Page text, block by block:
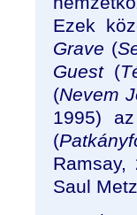
Ezek
Grave (
Guest(
(Nevem
1995) az
(
Saul